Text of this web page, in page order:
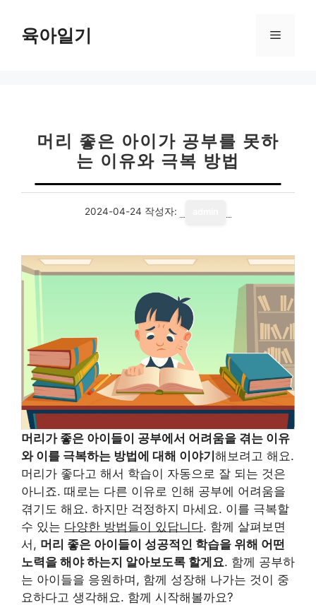
육아일기 메
머리 좋은 아이가 공부를 못하
는 이유와 극복 방법
2024-04-24 작성자:
머리가 좋은 아이들이 공부에서 어려움을 겪는 이유
와 이를 극복하는 방법에 대해 이야기 해보려고 해요.
머리가 좋다고 해서 학습이 자동으로 잘 되는 것은
아니죠. 때로는 다른 이유로 인해 공부에 어려움을
겪기도 해요. 하지만 걱정하지 마세요. 이를 극복할
수 있는 다양한 방법들이 있답니다. 함께 살펴보면
서, 머리 좋은 아이들이 성공적인 학습을 위해 어떤
노력을 해야 하는지 알아보도록 할게요. 함께 공부하
는 아이들을 응원하며, 함께 성장해 나가는 것이 중
요하다고 생각해요. 함께 시작해볼까요?